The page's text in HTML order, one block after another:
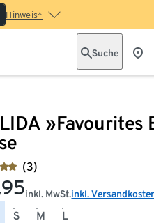
Hinweis*
Suche
»Favourites
(3)
inkl. MwSt.inkl.
S M L